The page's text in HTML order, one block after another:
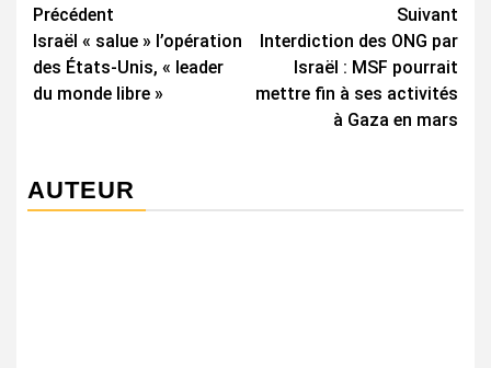
Navigation
d’article
Précédent
Israël « salue » l’opération
des États-Unis, « leader
du monde libre »
Suivant
Interdiction des ONG par
Israël : MSF pourrait
mettre fin à ses activités
à Gaza en mars
AUTEUR